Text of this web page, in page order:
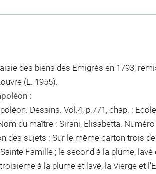
des biens des Emigrés en 1793,
(L. 1955).
:
Dessins. Vol.4, p.771, chap. :
du maître : Sirani, Elisabetta.
des sujets : Sur le même carton trois
Famille ; le second à la plume, lavé
à la plume et lavé, la Vierge et